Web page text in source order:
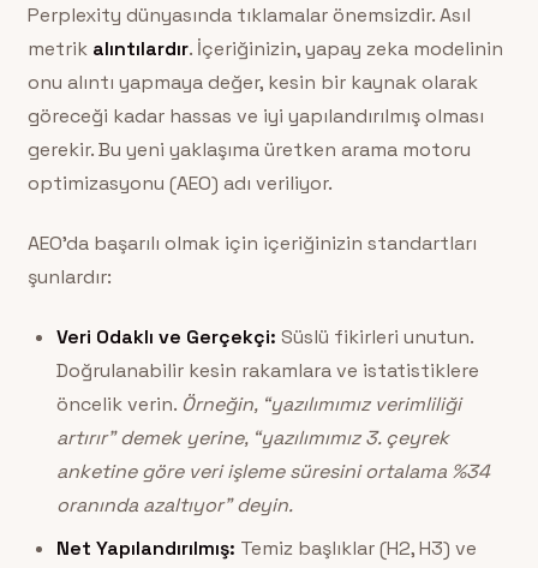
Perplexity dünyasında tıklamalar önemsizdir. Asıl
metrik alıntılardır. İçeriğinizin, yapay zeka modelinin
onu alıntı yapmaya değer, kesin bir kaynak olarak
göreceği kadar hassas ve iyi yapılandırılmış olması
gerekir. Bu yeni yaklaşıma üretken arama motoru
optimizasyonu (AEO) adı veriliyor.
AEO’da başarılı olmak için içeriğinizin standartları
şunlardır:
Veri Odaklı ve Gerçekçi: Süslü fikirleri unutun.
Doğrulanabilir kesin rakamlara ve istatistiklere
öncelik verin. Örneğin, “yazılımımız verimliliği
artırır” demek yerine, “yazılımımız 3. çeyrek
anketine göre veri işleme süresini ortalama %34
oranında azaltıyor” deyin.
Net Yapılandırılmış: Temiz başlıklar (H2, H3) ve